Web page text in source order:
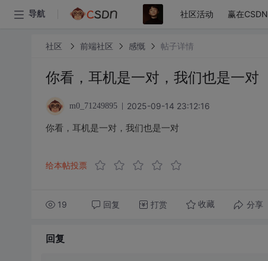
导航 社区活动 赢在CSDN
社区 前端社区 感慨 帖子详情
你看，耳机是一对，我们也是一对
m0_71249895 2025-09-14 23:12:16
你看，耳机是一对，我们也是一对
给本帖投票
19 回复 打赏 收藏 分享
回复